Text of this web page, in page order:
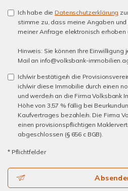
Ich habe die Datenschutzerklärung
stimme zu, dass meine Angaben
meiner Anfrage elektronisch
Hinweis: Sie können Ihre Einwilligung
Mail an info@volksbank-
Ich/wir bestätige/n die
ich/wir diese Immobilie durch einen
und werde/n an die Firma Volksbank
Höhe von 3,57 % fällig bei
Kaufvertrages bezahle/n. Die Firma
einen provisionspflichtigen
abgeschlossen (§ 656 c BGB).
* Pflichtfelder